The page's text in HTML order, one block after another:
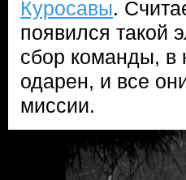
Куросавы.
появился такой
сбор команды, в
одарен, и все
миссии.